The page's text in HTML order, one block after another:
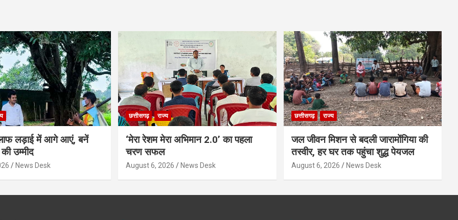
लड़ाई में आगे आएं, बनें
उम्मीद
News Desk
छत्तीसगढ़ राज्य
‘मेरा रेशम मेरा अभिमान 2.0’ का पहला
चरण सफल
August 6, 2026 News Desk
छत्तीसगढ़ राज्य
जल जीवन मिशन से बदली जारामोंगिया की
तस्वीर, हर घर तक पहुंचा शुद्ध पेयजल
August 6, 2026 News Desk